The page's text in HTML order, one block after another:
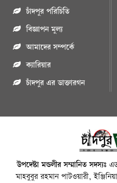
চাঁদপুর পরিচিতি
বিজ্ঞাপন মুল্য
আমাদের সম্পর্কে
ক্যারিয়ার
চাঁদপুর এর ডাক্তারগন
উপদেষ্টা মন্ডলীর সম্মানিত সদস্যঃ
মাহবুবুর রহমান পাটওয়ারী,